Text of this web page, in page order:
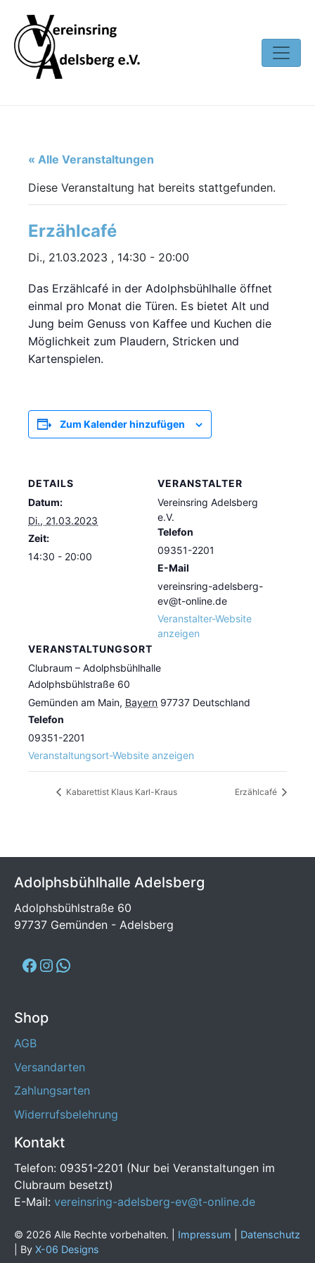
« Alle Veranstaltungen
Diese Veranstaltung hat bereits stattgefunden.
Erzählcafé
Di., 21.03.2023 , 14:30 - 20:00
Das Erzählcafé in der Adolphsbühlhalle öffnet
einmal pro Monat die Türen. Es bietet Alt und
Jung beim Genuss von Kaffee und Kuchen die
Möglichkeit zum Plaudern, Stricken und
Kartenspielen.
Zum Kalender hinzufügen
DETAILS
Datum:
Di., 21.03.2023
Zeit:
14:30 - 20:00
VERANSTALTUNGSORT
Clubraum – Adolphsbühlhalle
Adolphsbühlstraße 60
Gemünden am Main, Bayern 97737 Deutschland
Telefon
09351-2201
Veranstaltungsort-Website anzeigen
VERANSTALTER
Vereinsring Adelsberg
e.V.
Telefon
09351-2201
E-Mail
vereinsring-adelsberg-
ev@t-online.de
Veranstalter-Website
anzeigen
Kabarettist Klaus Karl-Kraus Erzählcafé
Adolphsbühlhalle Adelsberg
Adolphsbühlstraße 60
97737 Gemünden - Adelsberg
Shop
AGB
Versandarten
Zahlungsarten
Widerrufsbelehrung
Kontakt
Telefon: 09351-2201 (Nur bei Veranstaltungen im
Clubraum besetzt)
E-Mail: vereinsring-adelsberg-ev@t-online.de
© 2026 Alle Rechte vorbehalten. | Impressum
Datenschutz
| By X-06 Designs